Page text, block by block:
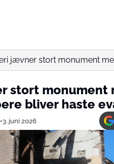
jævner stort monument
stort monument
bliver haste
•3. juni 2026